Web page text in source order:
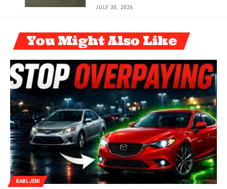
JULY 30, 2026
You Might Also Like
RABLJENI